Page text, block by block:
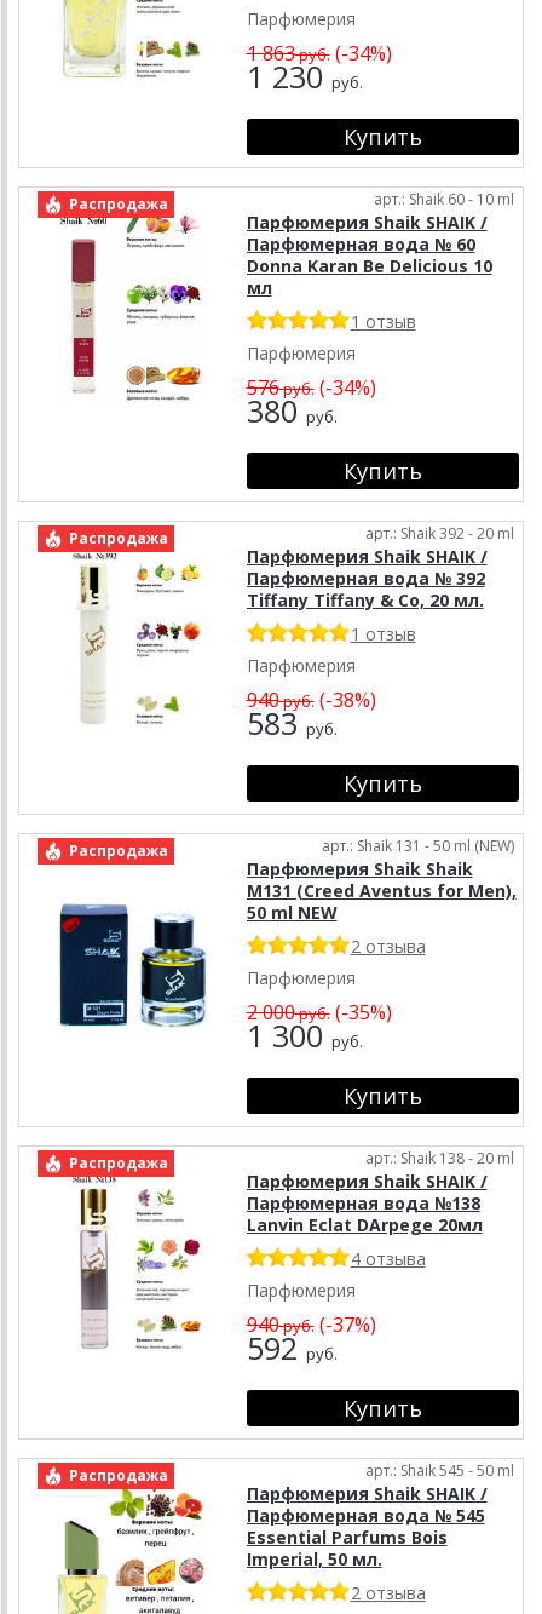
Парфюмерия
1 863руб.(-34%)
1 230 руб.
Распродажа арт.: Shaik 60 - 10 ml
Парфюмерия Shaik SHAIK /
Парфюмерная вода № 60
Donna Karan Be Delicious 10
мл
1 отзыв
Парфюмерия
576руб.(-34%)
380 руб.
Распродажа арт.: Shaik 392 - 20 ml
Парфюмерия Shaik SHAIK /
Парфюмерная вода № 392
Tiffany Tiffany & Co, 20 мл.
1 отзыв
Парфюмерия
940руб.(-38%)
583 руб.
Распродажа арт.: Shaik 131 - 50 ml (NEW)
Парфюмерия Shaik Shaik
M131 (Creed Aventus for Men),
50 ml NEW
2 отзыва
Парфюмерия
2 000руб.(-35%)
1 300 руб.
Распродажа арт.: Shaik 138 - 20 ml
Парфюмерия Shaik SHAIK /
Парфюмерная вода №138
Lanvin Eclat DArpege 20мл
4 отзыва
Парфюмерия
940руб.(-37%)
592 руб.
Распродажа арт.: Shaik 545 - 50 ml
Парфюмерия Shaik SHAIK /
Парфюмерная вода № 545
Essential Parfums Bois
Imperial, 50 мл.
2 отзыва